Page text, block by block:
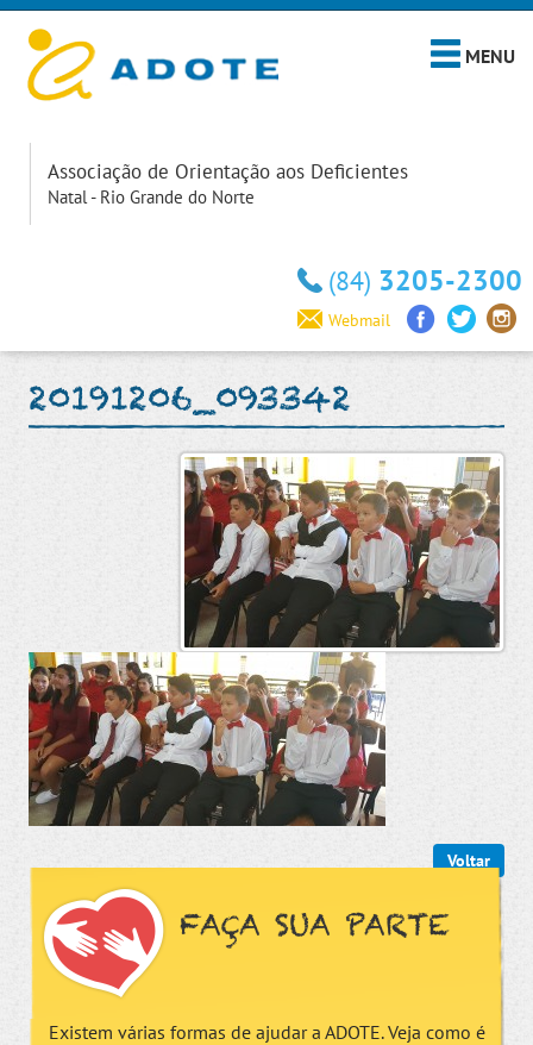
MENU
Associação de Orientação aos Deficientes
Natal - Rio Grande do Norte
(84) 3205-2300
Webmail
20191206_093342
Voltar
FAÇA SUA PARTE
Existem várias formas de ajudar a ADOTE. Veja como é